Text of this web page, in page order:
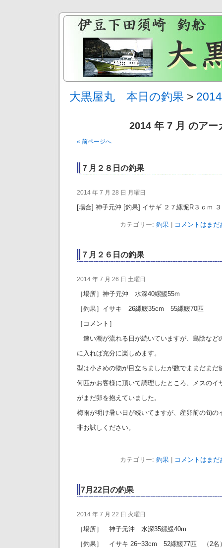
大黒屋丸 本日の釣果 >
2014 年 7 月 のアー
« 前ページへ
７月２８日の釣果
2014 年 7 月 28 日 月曜日
[場合] 神子元沖 [釣果] イサギ ２７縲怩R３ｃｍ
カテゴリー: 釣果| コメントはまだ
７月２６日の釣果
2014 年 7 月 26 日 土曜日
［場所］神子元沖 水深40縲鰀55m
［釣果］イサキ 26縲鰀35cm 55縲鰀70匹
［コメント］
速い潮が流れる日が続いていますが、島陰など
に入れば充分に楽しめます。
型は小さめの物が目立ちましたが数でままだまだ
何匹かお客様に頂いて調理したところ、メスのイ
がまだ卵を抱えていました。
梅雨が明け暑い日が続いてますが、産卵前の旬の
非お試しください。
カテゴリー: 釣果| コメントはまだ
7月22日の釣果
2014 年 7 月 22 日 火曜日
［場所］ 神子元沖 水深35縲鰀40m
［釣果］ イサキ 26~33cm 52縲鰀77匹 （2名